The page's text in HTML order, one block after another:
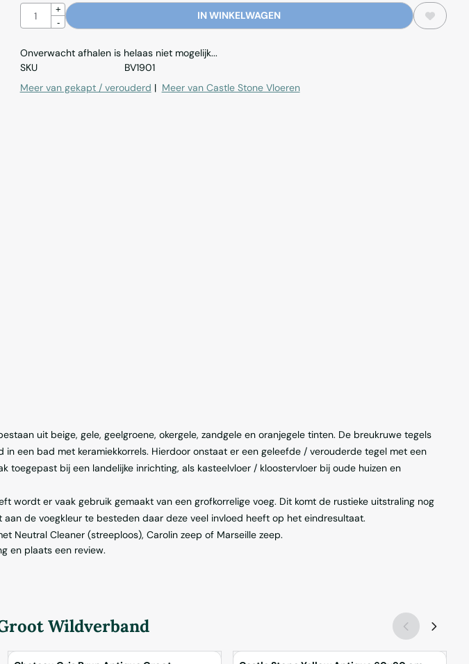
+
-
IN WINKELWAGEN
Onverwacht afhalen is helaas niet mogelijk...
SKU
BV1901
Meer van gekapt / verouderd | Meer van Castle Stone Vloeren
uit beige, gele, geelgroene, okergele, zandgele en oranjegele tinten. De breukruwe tegels
een bad met keramiekkorrels. Hierdoor onstaat er een geleefde / verouderde tegel met een
bij een landelijke inrichting, als kasteelvloer / kloostervloer bij oude huizen en
wordt er vaak gebruik gemaakt van een grofkorrelige voeg. Dit komt de rustieke uitstraling nog
de voegkleur te besteden daar deze veel invloed heeft op het eindresultaat.
Neutral Cleaner (streeploos), Carolin zeep of Marseille zeep.
en plaats een review.
Wildverband